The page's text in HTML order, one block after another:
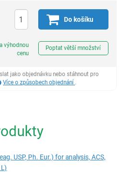
Do košíku
výhodnou
cenu
Poptat větší množství
jako objednávku nebo stáhnout pro
Více o způsobech objednání
USP, Ph. Eur.) for analysis, ACS,